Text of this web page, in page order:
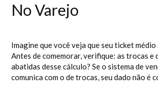
No Varejo
Imagine que você veja que seu ticket
Antes de comemorar, verifique: as trocas e
abatidas desse cálculo? Se o sistema de
comunica com o de trocas, seu dado não é